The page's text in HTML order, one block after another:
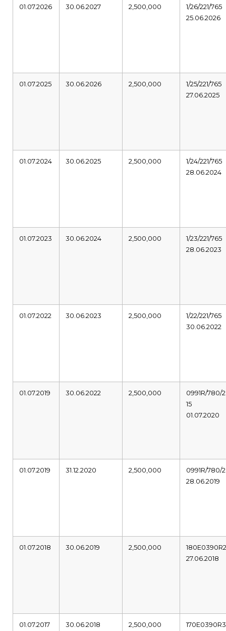
01.07.2026 30.06.2027 2,500,000
1/26/221/765
25.06.2026
01.07.2025 30.06.2026 2,500,000
1/25/221/765
27.06.2025
01.07.2024 30.06.2025 2,500,000
1/24/221/765
28.06.2024
01.07.2023 30.06.2024 2,500,000
1/23/221/765
28.06.2023
01.07.2022 30.06.2023 2,500,000
1/22/221/765
30.06.2022
01.07.2019 30.06.2022 2,500,000
0991R/780/
15
01.07.2020
01.07.2019 31.12.2020 2,500,000
0991R/780/
28.06.2019
01.07.2018 30.06.2019 2,500,000
27.06.2018
01.07.2017 30.06.2018 2,500,000